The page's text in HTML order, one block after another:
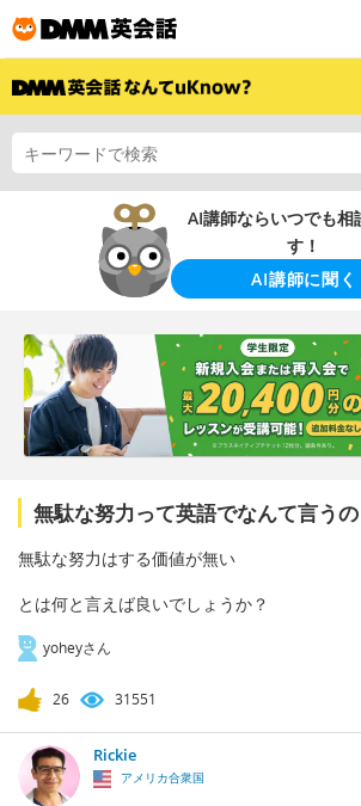
AI講師ならいつでも相
す！
AI講師に聞く
無駄な努力って英語でなんて言うの
無駄な努力はする価値が無い
とは何と言えば良いでしょうか？
yoheyさん
26 31551
Rickie
アメリカ合衆国